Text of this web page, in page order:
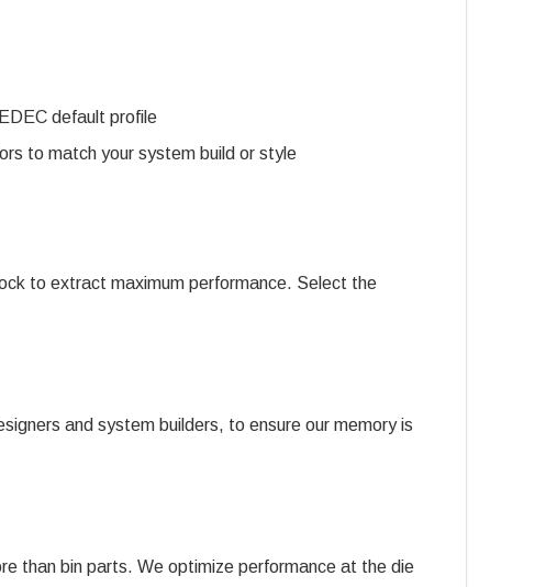
default profile
to match your system build or style
to extract maximum performance. Select the
and system builders, to ensure our memory is
than bin parts. We optimize performance at the die